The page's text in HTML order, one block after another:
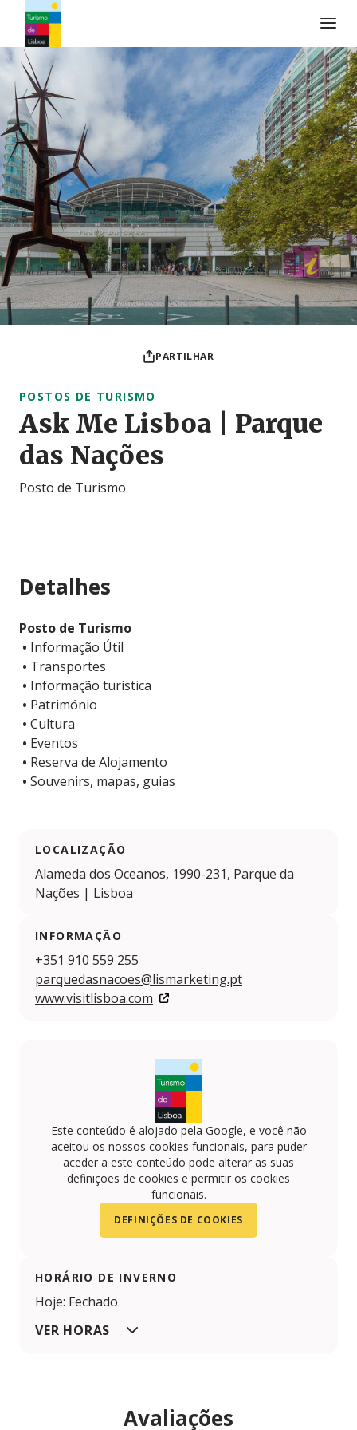
Logo do Turismo de Lisboa
PARTILHAR
POSTOS DE TURISMO
Ask Me Lisboa | Parque
das Nações
Posto de Turismo
Detalhes
Posto de Turismo
• Informação Útil
• Transportes
• Informação turística
• Património
• Cultura
• Eventos
• Reserva de Alojamento
• Souvenirs, mapas, guias
LOCALIZAÇÃO
Alameda dos Oceanos, 1990-231, Parque da
Nações | Lisboa
INFORMAÇÃO
+351 910 559 255
parquedasnacoes@lismarketing.pt
www.visitlisboa.com
Este conteúdo é alojado pela Google, e você não
aceitou os nossos cookies funcionais, para puder
aceder a este conteúdo pode alterar as suas
definições de cookies e permitir os cookies
funcionais.
DEFINIÇÕES DE COOKIES
HORÁRIO DE INVERNO
Hoje: Fechado
VER HORAS
Avaliações